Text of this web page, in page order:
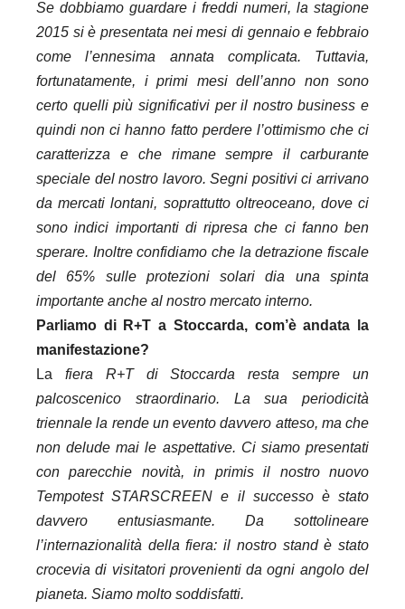
Se dobbiamo guardare i freddi numeri, la stagione
2015 si è presentata nei mesi di gennaio e febbraio
come l’ennesima annata complicata. Tuttavia,
fortunatamente, i primi mesi dell’anno non sono
certo quelli più significativi per il nostro business e
quindi non ci hanno fatto perdere l’ottimismo che ci
caratterizza e che rimane sempre il carburante
speciale del nostro lavoro. Segni positivi ci arrivano
da mercati lontani, soprattutto oltreoceano, dove ci
sono indici importanti di ripresa che ci fanno ben
sperare. Inoltre confidiamo che la detrazione fiscale
del 65% sulle protezioni solari dia una spinta
importante anche al nostro mercato interno.
Parliamo di R+T a Stoccarda, com’è andata la
manifestazione?
La fiera R+T di Stoccarda resta sempre un
palcoscenico straordinario. La sua periodicità
triennale la rende un evento davvero atteso, ma che
non delude mai le aspettative. Ci siamo presentati
con parecchie novità, in primis il nostro nuovo
Tempotest STARSCREEN e il successo è stato
davvero entusiasmante. Da sottolineare
l’internazionalità della fiera: il nostro stand è stato
crocevia di visitatori provenienti da ogni angolo del
pianeta. Siamo molto soddisfatti.